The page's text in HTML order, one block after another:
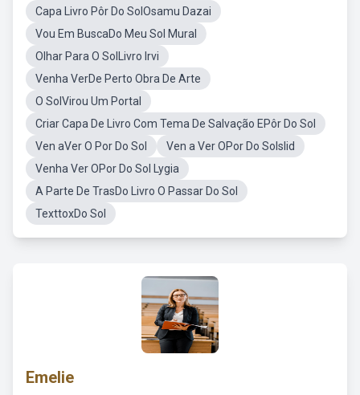
Capa Livro Pôr Do SolOsamu Dazai
Vou Em BuscaDo Meu Sol Mural
Olhar Para O SolLivro Irvi
Venha VerDe Perto Obra De Arte
O SolVirou Um Portal
Criar Capa De Livro Com Tema De Salvação EPôr Do Sol
Ven aVer O Por Do Sol
Ven a Ver OPor Do Solslid
Venha Ver OPor Do Sol Lygia
A Parte De TrasDo Livro O Passar Do Sol
TexttoxDo Sol
Emelie